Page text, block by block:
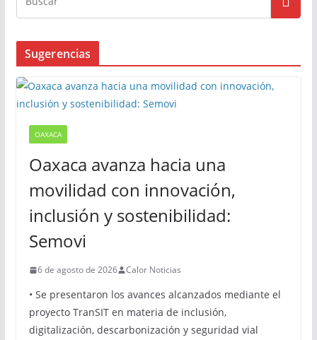
Sugerencias
OAXACA
Oaxaca avanza hacia una
movilidad con innovación,
inclusión y sostenibilidad:
Semovi
6 de agosto de 2026 Calor Noticias
• Se presentaron los avances alcanzados mediante el
proyecto TranSIT en materia de inclusión,
digitalización, descarbonización y seguridad vial